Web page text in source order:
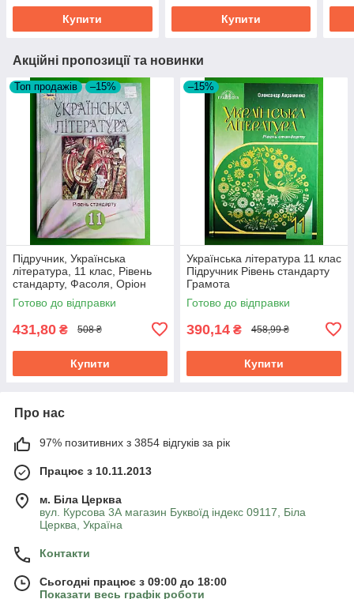
Купити Купити
Акційні пропозиції та новинки
Топ продажів –15%
Підручник, Українська
література, 11 клас, Рівень
стандарту, Фасоля, Оріон
Готово до відправки
431,80 ₴ 508 ₴
Купити
–15%
Українська література 11 клас
Підручник Рівень стандарту
Грамота
Готово до відправки
390,14 ₴ 458,99 ₴
Купити
Про нас
97% позитивних з 3854 відгуків за рік
Працює з 10.11.2013
м. Біла Церква
вул. Курсова 3А магазин Буквоїд індекс 09117, Біла
Церква, Україна
Контакти
Сьогодні працює з 09:00 до 18:00
Показати весь графік роботи